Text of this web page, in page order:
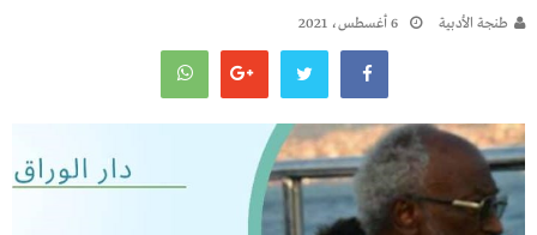
طنجة الأدبية 6 أغسطس، 2021